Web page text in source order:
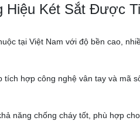
Hiệu Két Sắt Được
tại Việt Nam với độ bền cao,
tích hợp công nghệ vân tay và mã
năng chống cháy tốt, phù hợp